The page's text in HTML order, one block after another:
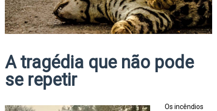
A tragédia que não pode
se repetir
Os incêndios